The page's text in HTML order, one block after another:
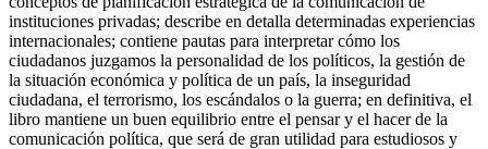
instituciones privadas; describe en detalla determinadas experiencias
internacionales; contiene pautas para interpretar cómo los
ciudadanos juzgamos la personalidad de los políticos, la gestión de
la situación económica y política de un país, la inseguridad
ciudadana, el terrorismo, los escándalos o la guerra; en definitiva, el
libro mantiene un buen equilibrio entre el pensar y el hacer de la
comunicación política, que será de gran utilidad para estudiosos y